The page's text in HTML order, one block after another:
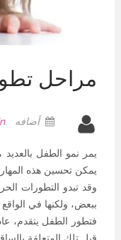
مراحل تطور الطفل: 5
أضافه
يمر نمو الطفل
يمكن تحسين هذه
وقد تبدو التطورات
ببعض، ولكنها في
فتطور الطفل يتقدم،